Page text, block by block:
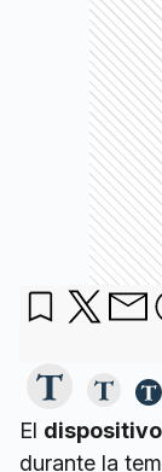
El
durante la